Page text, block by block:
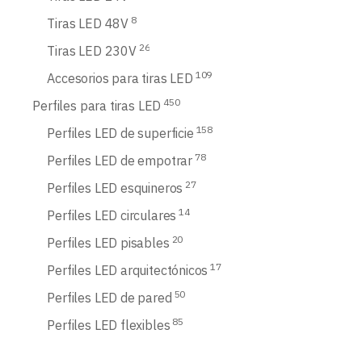
Tiras LED 48V 8
Tiras LED 230V 26
Accesorios para tiras LED 109
Perfiles para tiras LED 450
Perfiles LED de superficie 158
Perfiles LED de empotrar 78
Perfiles LED esquineros 27
Perfiles LED circulares 14
Perfiles LED pisables 20
Perfiles LED arquitectónicos 17
Perfiles LED de pared 50
Perfiles LED flexibles 85